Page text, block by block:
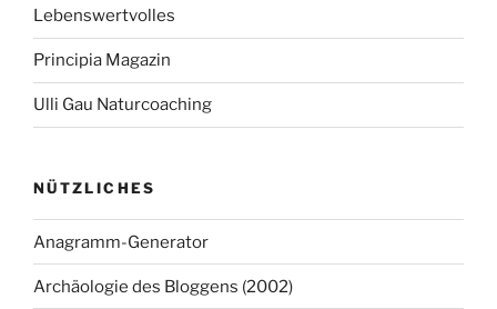
Lebenswertvolles
Principia Magazin
Ulli Gau Naturcoaching
NÜTZLICHES
Anagramm-Generator
Archäologie des Bloggens (2002)